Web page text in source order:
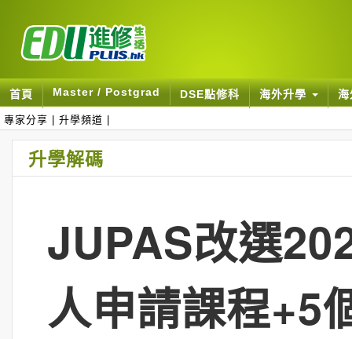
首頁 Master / Postgrad DSE點修科 海外升學
專家分享 升學頻道
升學解碼
JUPAS改選
人申請課程+5